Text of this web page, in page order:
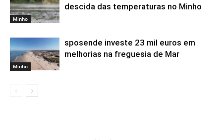
Minho
descida das temperaturas no Minho
Minho
sposende investe 23 mil euros em
melhorias na freguesia de Mar